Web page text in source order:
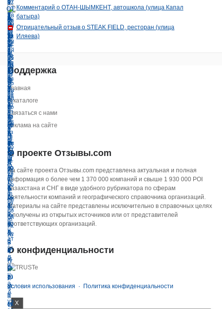
X
Комментарий о ОТАН-ШЫМКЕНТ, автошкола (улица Капал
батыра)
Отрицательный отзыв о STEAK FIELD, ресторан (улица
Иляева)
Поддержка
Главная
О каталоге
Связаться с нами
Реклама на сайте
О проекте Отзывы.com
На сайте проекта Отзывы.com представлена актуальная и полная
информация о более чем 1 370 000 компаний и свыше 1 930 000 POI
Казахстана и СНГ в виде удобного рубрикатора по сферам
деятельности компаний и географического справочника организаций.
Материалы на сайте представлены исключительно в справочных целях
и получены из открытых источников или от представителей
соответствующих организаций.
О конфиденциальности
Условия использования · Политика конфиденциальности